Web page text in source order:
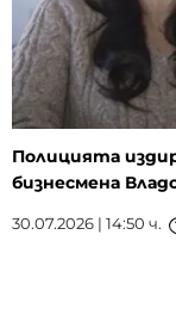
Полицията
бизнесмена
30.07.2026 | 14:50 ч.